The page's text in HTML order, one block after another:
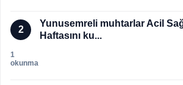
2
Yunusemreli muhtarlar Acil
Haftasını ku...
1
okunma